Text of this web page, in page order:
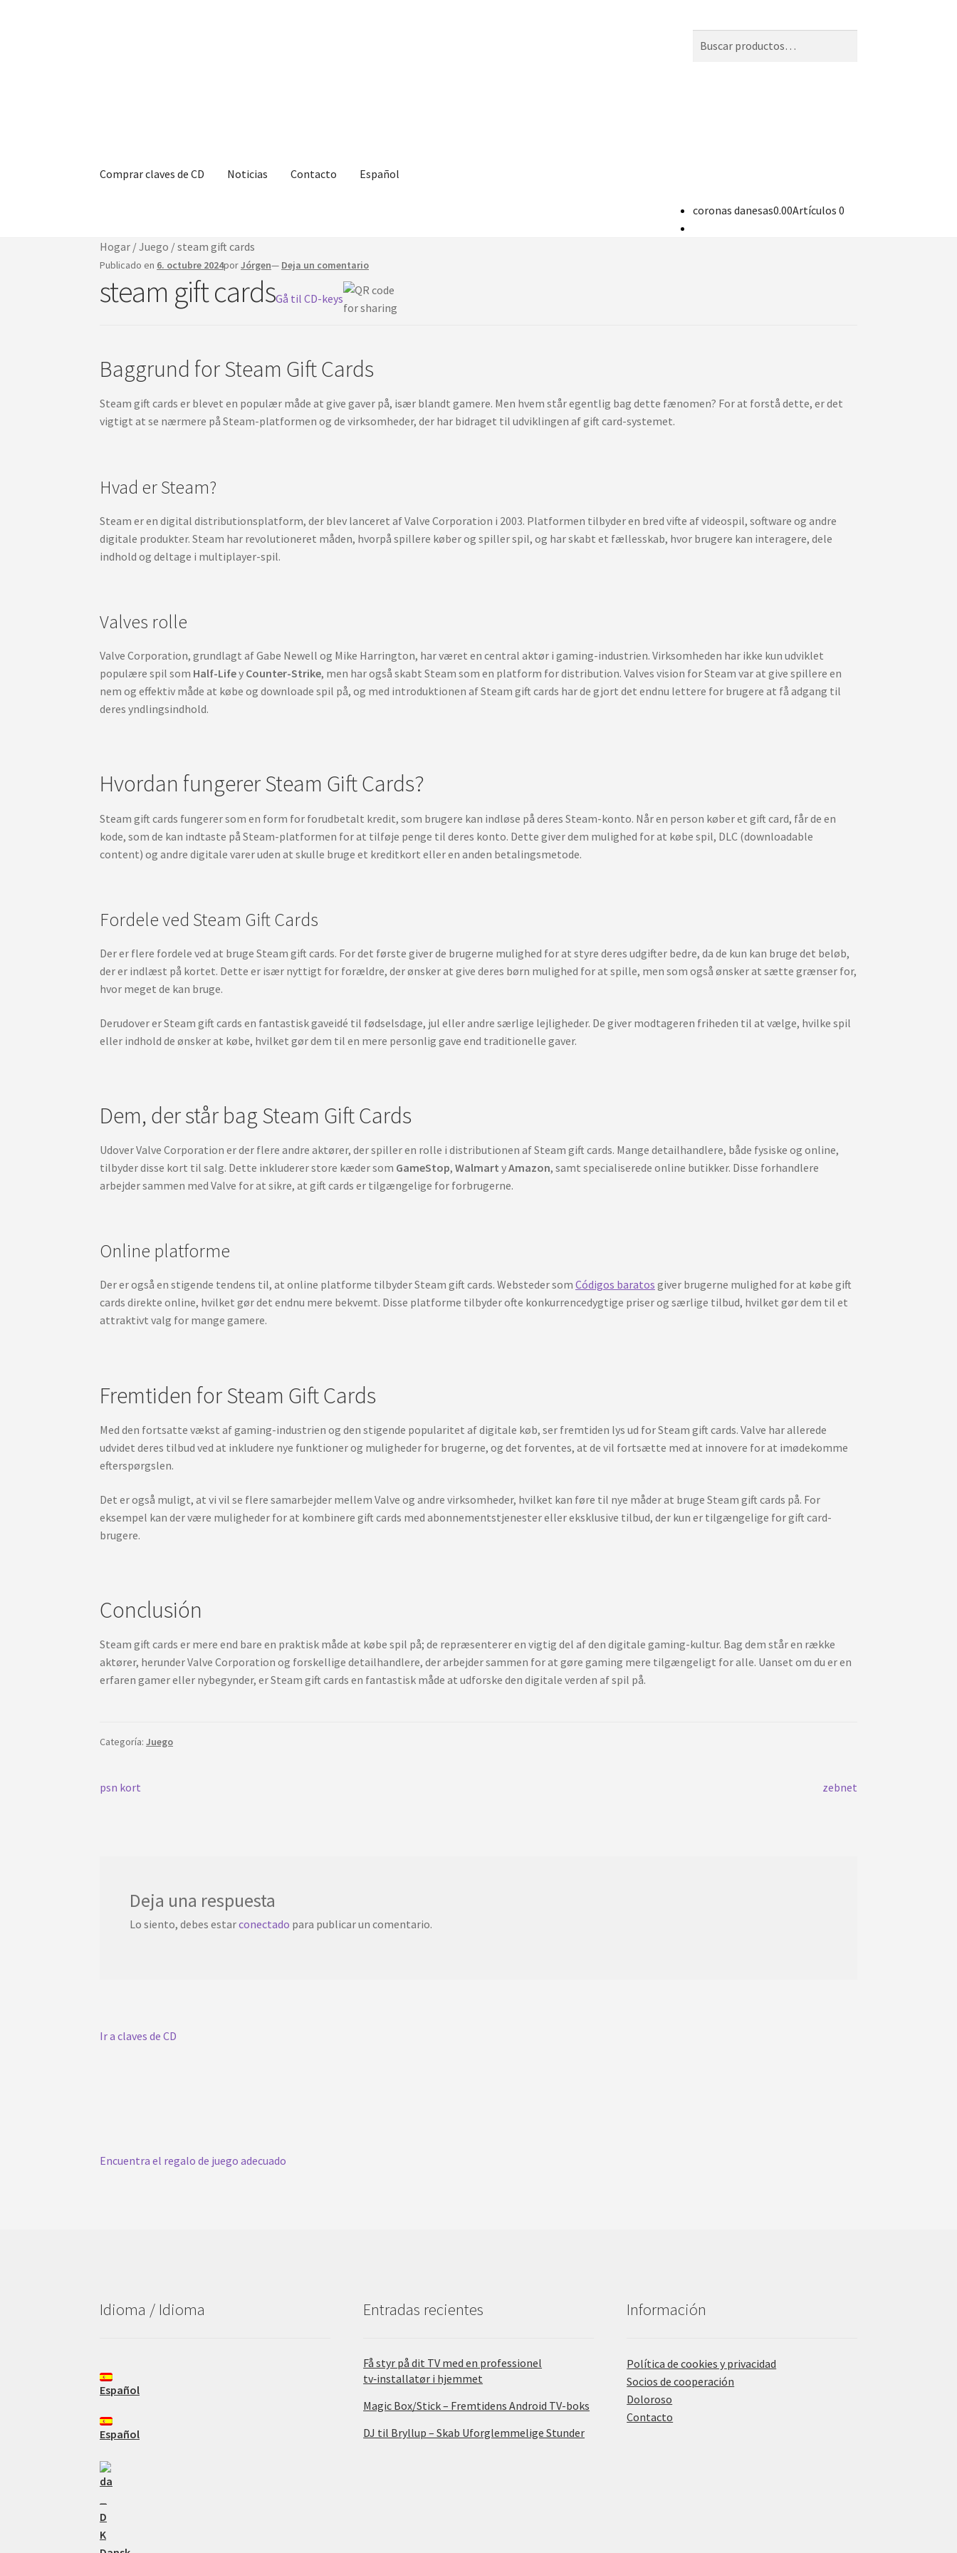
Comprar claves de CD Noticias Contacto Español
coronas danesas0.00Artículos 0
Hogar /Juego /steam gift cards
Publicado en 6. octubre 2024porJórgen— Deja un comentario
steam gift cardsGå til CD-keys
Baggrund for Steam Gift Cards
Steam gift cards er blevet en populær måde at give gaver på, især blandt gamere. Men hvem står egentlig bag dette fænomen? For at forstå dette, er det
vigtigt at se nærmere på Steam-platformen og de virksomheder, der har bidraget til udviklingen af gift card-systemet.
Hvad er Steam?
Steam er en digital distributionsplatform, der blev lanceret af Valve Corporation i 2003. Platformen tilbyder en bred vifte af videospil, software og andre
digitale produkter. Steam har revolutioneret måden, hvorpå spillere køber og spiller spil, og har skabt et fællesskab, hvor brugere kan interagere, dele
indhold og deltage i multiplayer-spil.
Valves rolle
Valve Corporation, grundlagt af Gabe Newell og Mike Harrington, har været en central aktør i gaming-industrien. Virksomheden har ikke kun udviklet
populære spil som Half-Lifey Counter-Strike, men har også skabt Steam som en platform for distribution. Valves vision for Steam var at give spillere en
nem og effektiv måde at købe og downloade spil på, og med introduktionen af Steam gift cards har de gjort det endnu lettere for brugere at få adgang til
deres yndlingsindhold.
Hvordan fungerer Steam Gift Cards?
Steam gift cards fungerer som en form for forudbetalt kredit, som brugere kan indløse på deres Steam-konto. Når en person køber et gift card, får de en
kode, som de kan indtaste på Steam-platformen for at tilføje penge til deres konto. Dette giver dem mulighed for at købe spil, DLC (downloadable
content) og andre digitale varer uden at skulle bruge et kreditkort eller en anden betalingsmetode.
Fordele ved Steam Gift Cards
Der er flere fordele ved at bruge Steam gift cards. For det første giver de brugerne mulighed for at styre deres udgifter bedre, da de kun kan bruge det beløb,
der er indlæst på kortet. Dette er især nyttigt for forældre, der ønsker at give deres børn mulighed for at spille, men som også ønsker at sætte grænser for,
hvor meget de kan bruge.
Derudover er Steam gift cards en fantastisk gaveidé til fødselsdage, jul eller andre særlige lejligheder. De giver modtageren friheden til at vælge, hvilke spil
eller indhold de ønsker at købe, hvilket gør dem til en mere personlig gave end traditionelle gaver.
Dem, der står bag Steam Gift Cards
Udover Valve Corporation er der flere andre aktører, der spiller en rolle i distributionen af Steam gift cards. Mange detailhandlere, både fysiske og online,
tilbyder disse kort til salg. Dette inkluderer store kæder som GameStop,Walmart yAmazon, samt specialiserede online butikker. Disse forhandlere
arbejder sammen med Valve for at sikre, at gift cards er tilgængelige for forbrugerne.
Online platforme
Der er også en stigende tendens til, at online platforme tilbyder Steam gift cards. Websteder somCódigos baratos giver brugerne mulighed for at købe gift
cards direkte online, hvilket gør det endnu mere bekvemt. Disse platforme tilbyder ofte konkurrencedygtige priser og særlige tilbud, hvilket gør dem til et
attraktivt valg for mange gamere.
Fremtiden for Steam Gift Cards
Med den fortsatte vækst af gaming-industrien og den stigende popularitet af digitale køb, ser fremtiden lys ud for Steam gift cards. Valve har allerede
udvidet deres tilbud ved at inkludere nye funktioner og muligheder for brugerne, og det forventes, at de vil fortsætte med at innovere for at imødekomme
efterspørgslen.
Det er også muligt, at vi vil se flere samarbejder mellem Valve og andre virksomheder, hvilket kan føre til nye måder at bruge Steam gift cards på. For
eksempel kan der være muligheder for at kombinere gift cards med abonnementstjenester eller eksklusive tilbud, der kun er tilgængelige for gift card-
brugere.
Conclusión
Steam gift cards er mere end bare en praktisk måde at købe spil på; de repræsenterer en vigtig del af den digitale gaming-kultur. Bag dem står en række
aktører, herunder Valve Corporation og forskellige detailhandlere, der arbejder sammen for at gøre gaming mere tilgængeligt for alle. Uanset om du er en
erfaren gamer eller nybegynder, er Steam gift cards en fantastisk måde at udforske den digitale verden af spil på.
Categoría:Juego
Navegación
Publicación
psn kort
Próxima
zebnet
Deja una respuesta
Lo siento, debes estarconectado para publicar un comentario.
Ir a claves de CD
Encuentra el regalo de juego adecuado
Idioma / Idioma
Español
Español
Entradas recientes
Få styr på dit TV med en professionel
tv‑installatør i hjemmet
Magic Box/Stick – Fremtidens Android TV-boks
DJ til Bryllup – Skab Uforglemmelige Stunder
Información
Política de cookies y privacidad
Socios de cooperación
Doloroso
Contacto